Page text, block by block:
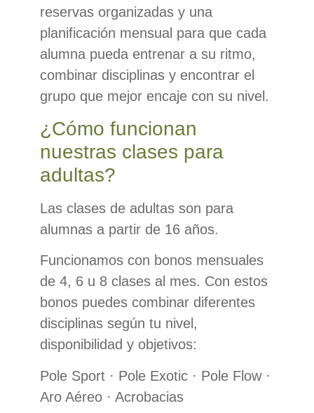
reservas organizadas y una
planificación mensual para que cada
alumna pueda entrenar a su ritmo,
combinar disciplinas y encontrar el
grupo que mejor encaje con su nivel.
¿Cómo funcionan
nuestras clases para
adultas?
Las clases de adultas son para
alumnas a partir de 16 años.
Funcionamos con bonos mensuales
de 4, 6 u 8 clases al mes. Con estos
bonos puedes combinar diferentes
disciplinas según tu nivel,
disponibilidad y objetivos:
Pole Sport · Pole Exotic · Pole Flow ·
Aro Aéreo · Acrobacias